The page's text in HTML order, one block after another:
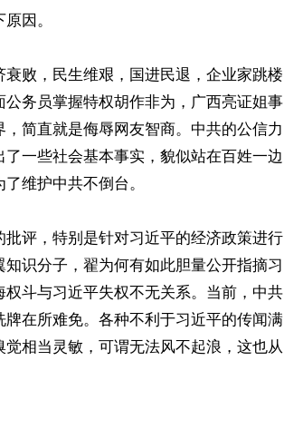
因。
败，民生维艰，国进民退，企业家跳楼
务员掌握特权胡作非为，广西亮证姐事
简直就是侮辱网友智商。中共的公信力
一些社会基本事实，貌似站在百姓一边
维护中共不倒台。
评，特别是针对习近平的经济政策进行
识分子，翟为何有如此胆量公开指摘习
斗与习近平失权不无关系。当前，中共
在所难免。各种不利于习近平的传闻满
相当灵敏，可谓无法风不起浪，这也从